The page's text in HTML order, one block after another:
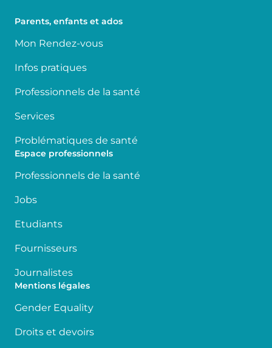
Parents, enfants et ados
Mon Rendez-vous
Infos pratiques
Professionnels de la santé
Services
Problématiques de santé
Espace professionnels
Professionnels de la santé
Jobs
Etudiants
Fournisseurs
Journalistes
Mentions légales
Gender Equality
Droits et devoirs